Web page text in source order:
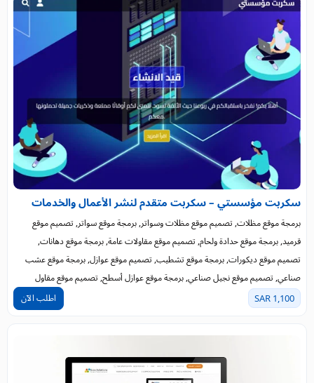
سكربت مؤسستي – سكربت متقدم لنشر الأعمال والخدمات
برمجة موقع مظلات, تصميم موقع مظلات وسواتر, برمجة موقع سواتر, تصميم موقع
قرميد, برمجة موقع حدادة ولحام, تصميم موقع مقاولات عامة, برمجة موقع دهانات,
تصميم موقع ديكورات, برمجة موقع تشطيب, تصميم موقع عوازل, برمجة موقع عشب
صناعي, تصميم موقع نجيل صناعي, برمجة موقع عوازل أسطح, تصميم موقع مقاول
1,100 SAR اطلب الآن